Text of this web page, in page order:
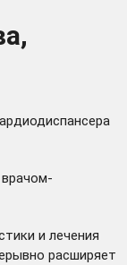
и лечения
расширяет